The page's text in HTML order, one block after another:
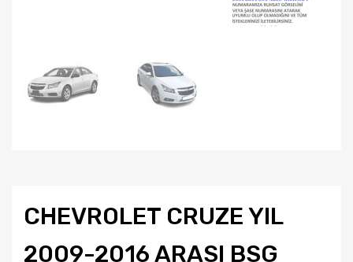
CHEVROLET CRUZE YIL
2009-2016 ARASI BSG